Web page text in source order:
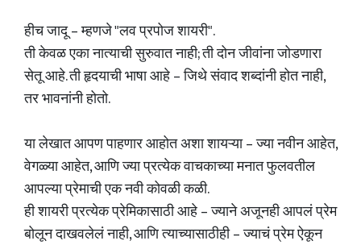
हीच जादू – म्हणजे "लव प्रपोज शायरी".
ती केवळ एका नात्याची सुरुवात नाही; ती दोन जीवांना जोडणारा
सेतू आहे. ती हृदयाची भाषा आहे – जिथे संवाद शब्दांनी होत नाही,
तर भावनांनी होतो.
या लेखात आपण पाहणार आहोत अशा शायऱ्या – ज्या नवीन आहेत,
वेगळ्या आहेत, आणि ज्या प्रत्येक वाचकाच्या मनात फुलवतील
आपल्या प्रेमाची एक नवी कोवळी कळी.
ही शायरी प्रत्येक प्रेमिकासाठी आहे – ज्याने अजूनही आपलं प्रेम
बोलून दाखवलेलं नाही, आणि त्याच्यासाठीही – ज्याचं प्रेम ऐकून